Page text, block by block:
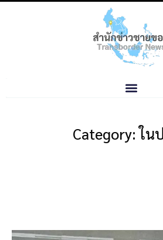
Category: ใน